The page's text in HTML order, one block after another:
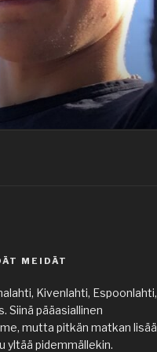
MEIDÄT
Kivenlahti, Espoonlahti,
Siinä pääasiallinen
mutta pitkän matkan lisää
yltää pidemmällekin.